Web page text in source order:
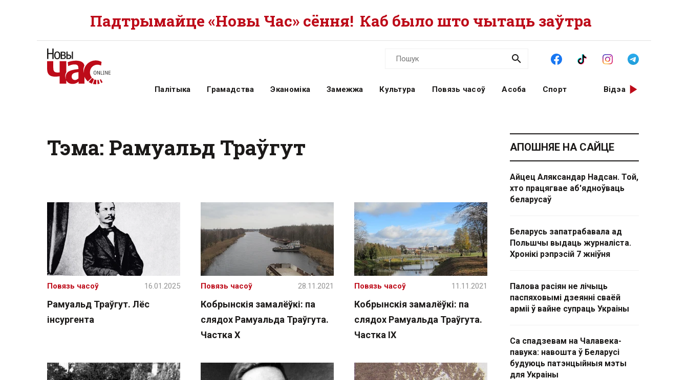
Падтрымайце «Новы Час» сёння! Каб было што чытаць заўтра
Палітыка Грамадства Эканоміка Замежжа Культура Повязь часоў Асоба Спорт Відэа
Тэма: Рамуальд Траўгут
Рамуальд Траўгут. Лёс
інсургента
Повязь часоў 16.01.2025
Кобрынскія замалёўкі: па
слядох Рамуальда Траўгута.
Частка X
Повязь часоў 28.11.2021
Кобрынскія замалёўкі: па
слядох Рамуальда Траўгута.
Частка IX
Повязь часоў 11.11.2021
АПОШНЯЕ НА САЙЦЕ
Айцец Аляксандар Надсан. Той,
хто працягвае аб'ядноўваць
беларусаў
Беларусь запатрабавала ад
Польшчы выдаць журналіста.
Хронікі рэпрэсій 7 жніўня
Палова расіян не лічыць
паспяховымі дзеянні сваёй
арміі ў вайне супраць Украіны
Са спадзевам на Чалавека-
павука: навошта ў Беларусі
будуюць патэнцыйныя мэты
для Украіны